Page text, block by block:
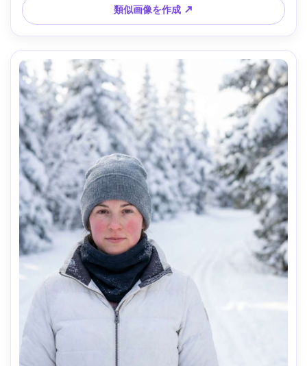
類似画像を作成 ↗